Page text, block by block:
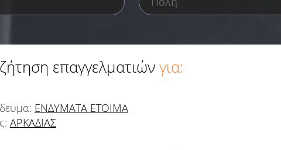
επαγγελματιώνγια:
ΕΝΔΥΜΑΤΑ ΕΤΟΙΜΑ
ΑΡΚΑΔΙΑΣ